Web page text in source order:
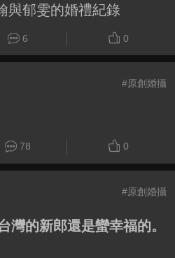
與郁雯的婚禮紀錄
6 0
#原創婚攝
78 0
#原創婚攝
灣的新郎還是蠻幸福的。